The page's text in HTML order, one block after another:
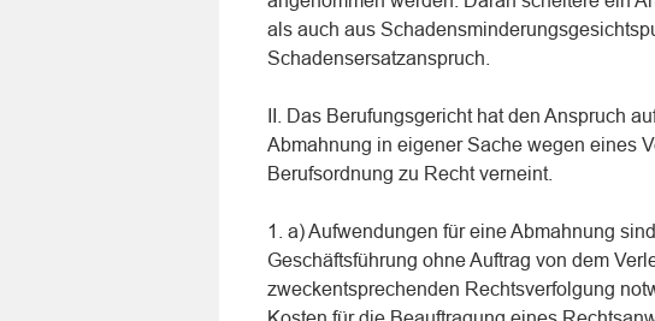
als auch aus
Schadensersatzanspruch.
II. Das Berufungsgericht hat den Anspruch
Abmahnung in eigener Sache wegen eines
Berufsordnung zu Recht verneint.
1. a) Aufwendungen für eine Abmahnung
Geschäftsführung ohne Auftrag von dem
zweckentsprechenden Rechtsverfolgung